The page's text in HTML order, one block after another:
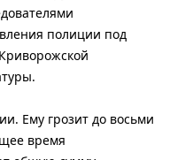
полиции под
Ему грозит до восьми
время